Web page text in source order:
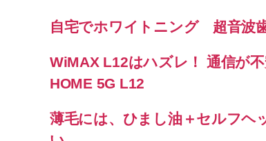
自宅でホワイトニング 超音波
WiMAX L12はハズレ！ 通信が
HOME 5G L12
薄毛には、ひまし油＋セルフヘ